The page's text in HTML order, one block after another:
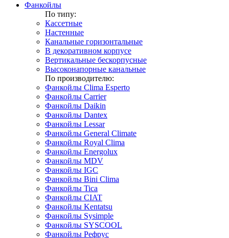
Фанкойлы
По типу:
Кассетные
Настенные
Канальные горизонтальные
В декоративном корпусе
Вертикальные бескорпусные
Высоконапорные канальные
По производителю:
Фанкойлы Clima Esperto
Фанкойлы Carrier
Фанкойлы Daikin
Фанкойлы Dantex
Фанкойлы Lessar
Фанкойлы General Climate
Фанкойлы Royal Clima
Фанкойлы Energolux
Фанкойлы MDV
Фанкойлы IGC
Фанкойлы Bini Clima
Фанкойлы Tica
Фанкойлы CIAT
Фанкойлы Kentatsu
Фанкойлы Sysimple
Фанкойлы SYSCOOL
Фанкойлы Рефрус